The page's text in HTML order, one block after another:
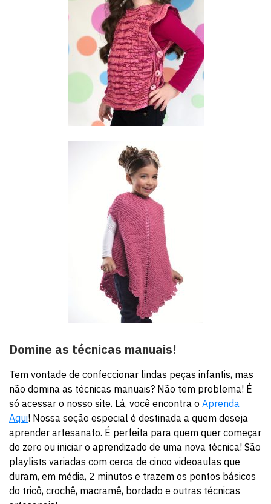
Domine as técnicas manuais!
Tem vontade de confeccionar lindas peças infantis, mas
não domina as técnicas manuais? Não tem problema! É
só acessar o nosso site. Lá, você encontra o  Aprenda
Aqui! Nossa seção especial é destinada a quem deseja
aprender artesanato. É perfeita para quem quer começar
do zero ou iniciar o aprendizado de uma nova técnica! São
playlists variadas com cerca de cinco videoaulas que
duram, em média, 2 minutos e trazem os pontos básicos
do tricô, crochê, macramê, bordado e outras técnicas